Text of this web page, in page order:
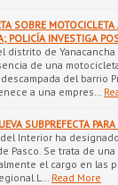
SOBRE
POLICÍA INVESTIGA
distrito de
de una
del barrio
a una empres…
SUBPREFECTA
Interior ha
Pasco. Se trata de
el cargo en las
Read More